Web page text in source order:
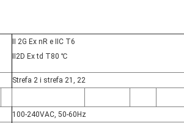
II 2G Ex nR e IIC T6
2D Ex td T80 ℃
Strefa 2 i strefa 21, 22
100-240VAC, 50-60Hz